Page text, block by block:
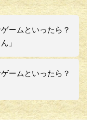
ームといったら？
」
ームといったら？